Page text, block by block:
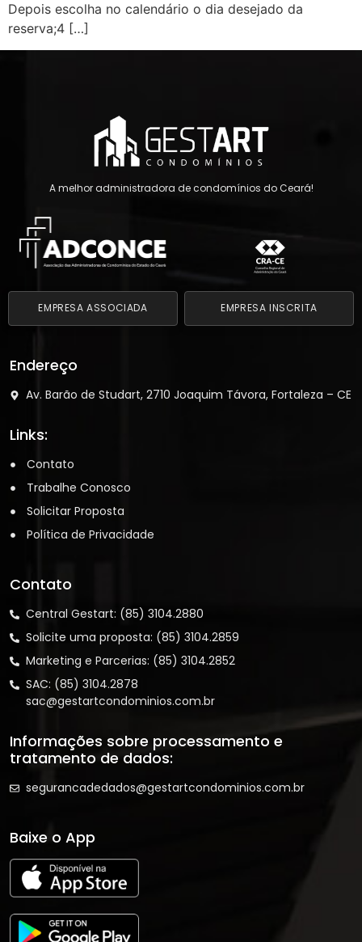
Depois escolha no calendário o dia desejado da
reserva;4 […]
A melhor administradora de condomínios do Ceará!
EMPRESA ASSOCIADA EMPRESA INSCRITA
Endereço
Av. Barão de Studart, 2710 Joaquim Távora, Fortaleza – CE
Links:
Contato
Trabalhe Conosco
Solicitar Proposta
Política de Privacidade
Contato
Central Gestart: (85) 3104.2880
Solicite uma proposta: (85) 3104.2859
Marketing e Parcerias: (85) 3104.2852
SAC: (85) 3104.2878
sac@gestartcondominios.com.br
Informações sobre processamento e
tratamento de dados:
segurancadedados@gestartcondominios.com.br
Baixe o App